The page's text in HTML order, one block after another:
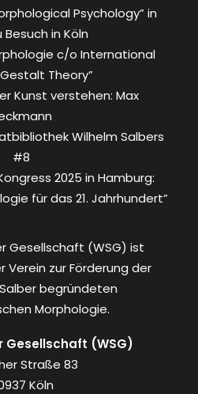
Psychology” in
Besuch in Köln
c/o International
Theory”
Kunst verstehen: Max
Wilhelm Salbers
#8
2025 in Hamburg:
für das 21. Jahrhundert”
Gesellschaft (WSG) ist
Verein zur Förderung der
begründeten
Morphologie.
Gesellschaft (WSG)
Straße 83
Köln